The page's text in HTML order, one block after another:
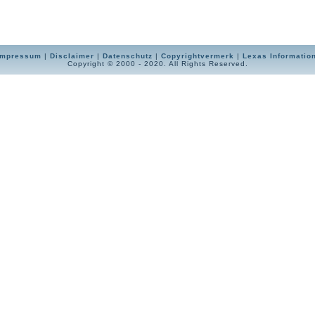
| Disclaimer | Datenschutz | Copyrightvermerk | Lexas
Copyright © 2000 - 2020. All Rights Reserved.